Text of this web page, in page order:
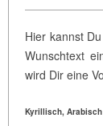
Hier kannst
Wunschtext
wird Dir eine
Kyrillisch,